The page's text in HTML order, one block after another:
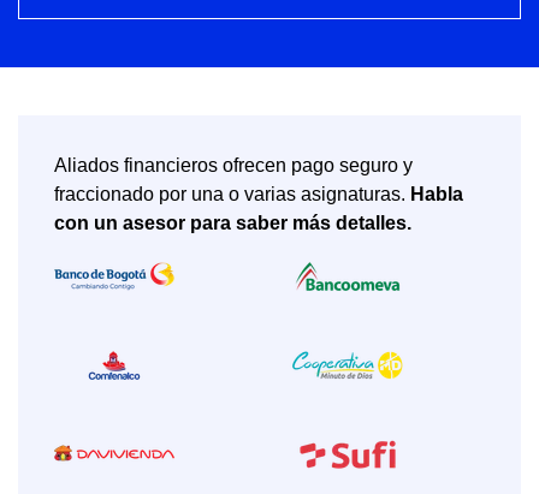
Aliados financieros ofrecen pago seguro y
fraccionado por una o varias asignaturas. Habla
con un asesor para saber más detalles.